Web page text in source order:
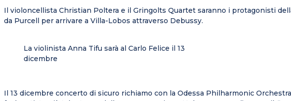
Il violoncellista Christian Poltera e il Gringolts Quartet saranno i protagonisti
da Purcell per arrivare a Villa-Lobos attraverso Debussy.
La violinista Anna Tifu sarà al Carlo Felice il 13
dicembre
Il 13 dicembre concerto di sicuro richiamo con la Odessa Philharmonic